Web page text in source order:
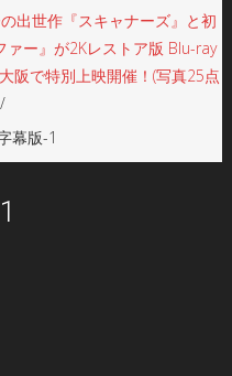
出世作『スキャナーズ』と初
ー』が2Kレストア版 Blu-ray
阪で特別上映開催！(写真25点
幕版-1